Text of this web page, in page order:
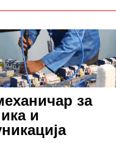
за
и